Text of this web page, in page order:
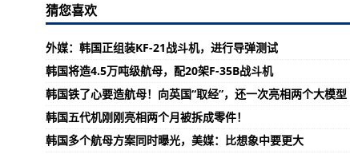
猜您喜欢
外媒：韩国正组装KF-21战斗机，进行导弹测试
韩国将造4.5万吨级航母，配20架F-35B战斗机
韩国铁了心要造航母！向英国“取经”，还一次亮相两个大模型
韩国五代机刚刚亮相两个月被拆成零件！
韩国多个航母方案同时曝光，美媒：比想象中要更大